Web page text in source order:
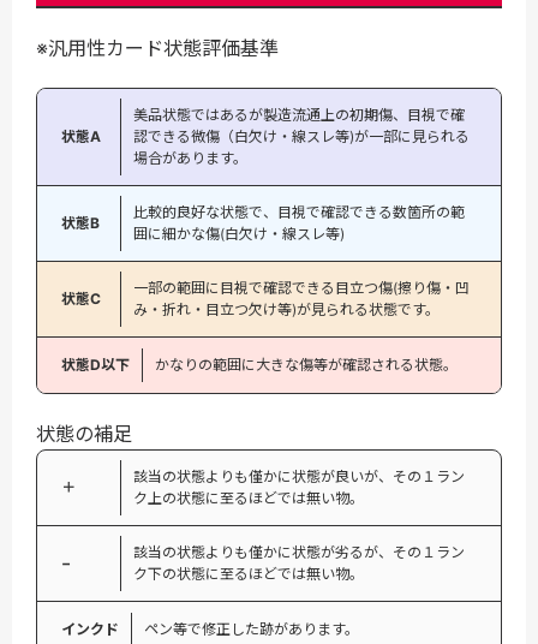
※汎用性カード状態評価基準
状態A
美品状態ではあるが製造流通上の初期傷、目視で確
認できる微傷（白欠け・線スレ等)が一部に見られる
場合があります。
状態B
比較的良好な状態で、目視で確認できる数箇所の範
囲に細かな傷(白欠け・線スレ等)
状態C
一部の範囲に目視で確認できる目立つ傷(擦り傷・凹
み・折れ・目立つ欠け等)が見られる状態です。
状態D以下 かなりの範囲に大きな傷等が確認される状態。
状態の補足
＋
該当の状態よりも僅かに状態が良いが、その１ラン
ク上の状態に至るほどでは無い物。
−
該当の状態よりも僅かに状態が劣るが、その１ラン
ク下の状態に至るほどでは無い物。
インクド ペン等で修正した跡があります。